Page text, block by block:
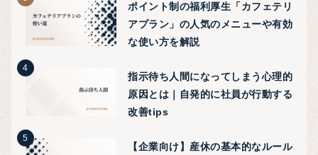
ポイント制の福利厚生「カフェテリ
アプラン」の人気のメニューや有効
な使い方を解説
指示待ち人間になってしまう心理的
原因とは｜自発的に社員が行動する
改善tips
【企業向け】産休の基本的なルール